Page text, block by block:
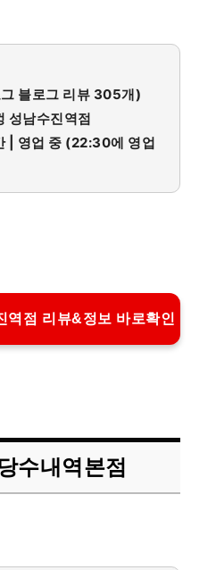
블로그 리뷰 305개)
성남수진역점
| 영업 중 (22:30에 영업
역점 리뷰&정보 바로확인
수내역본점